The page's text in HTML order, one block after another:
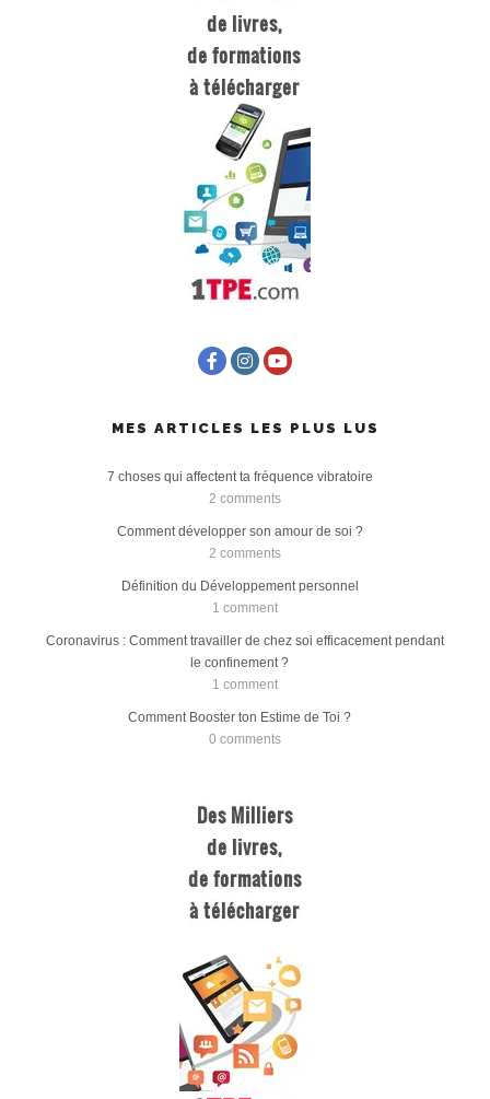
7 choses qui affectent ta fréquence vibratoire
2 comments
Comment développer son amour de soi ?
2 comments
Définition du Développement personnel
1 comment
Coronavirus : Comment travailler de chez soi efficacement pendant
le confinement ?
1 comment
Comment Booster ton Estime de Toi ?